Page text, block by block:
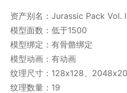
资产别名：Jurassic Pack Vol.
模型面数：低于1500
模型绑定：有骨骼绑定
模型动画：有动画
纹理尺寸：128x128、
纹理数量：19